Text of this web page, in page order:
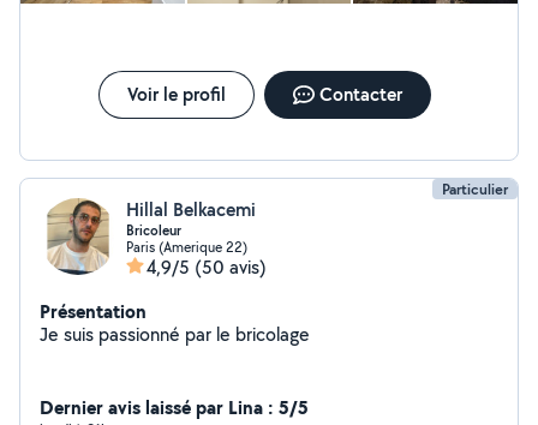
Voir le profil Contacter
Particulier
Hillal Belkacemi
Bricoleur
Paris (Amerique 22)
4,9/5 (50 avis)
Présentation
Je suis passionné par le bricolage
Dernier avis laissé par Lina : 5/5